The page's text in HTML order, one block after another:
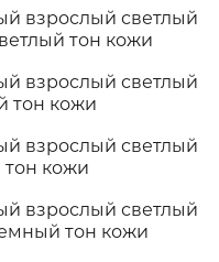
взрослый светлый
тон кожи
взрослый светлый
тон кожи
взрослый светлый
кожи
взрослый светлый
тон кожи